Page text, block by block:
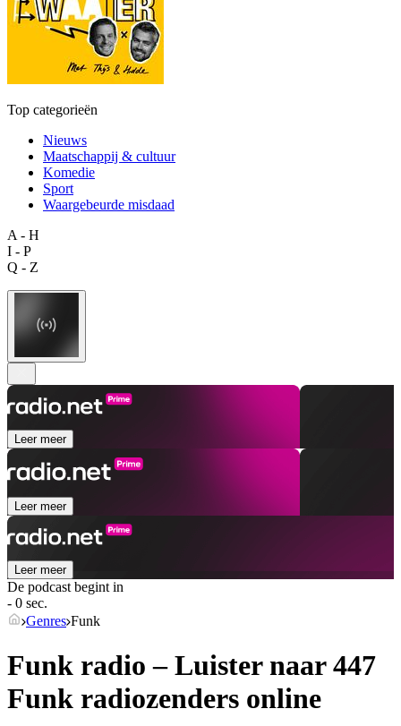
Top categorieën
Nieuws
Maatschappij & cultuur
Komedie
Sport
Waargebeurde misdaad
A - H
I - P
Q - Z
Leer meer
Leer meer
Leer meer
De podcast begint in
- 0 sec.
Genres Funk
Funk radio – Luister naar 447
Funk radiozenders online